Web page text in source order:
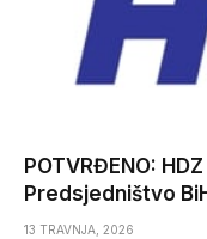
POTVRĐENO:
Predsjedništvo
13 TRAVNJA, 2026